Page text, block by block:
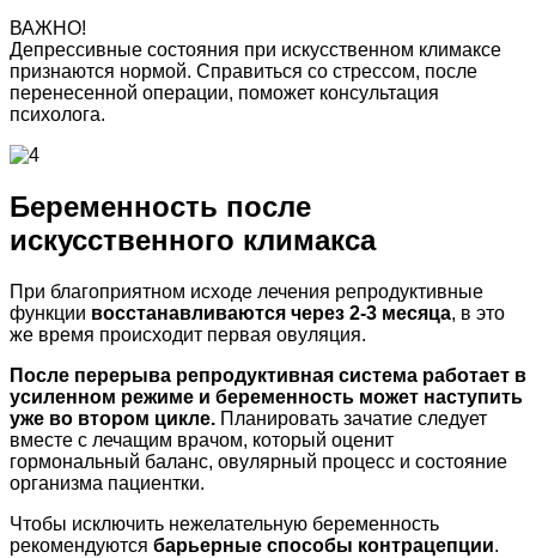
ВАЖНО!
Депрессивные состояния при искусственном климаксе
признаются нормой. Справиться со стрессом, после
перенесенной операции, поможет консультация
психолога.
Беременность после
искусственного климакса
При благоприятном исходе лечения репродуктивные
функции восстанавливаются через 2-3 месяца, в это
же время происходит первая овуляция.
После перерыва репродуктивная система работает в
усиленном режиме и беременность может наступить
уже во втором цикле. Планировать зачатие следует
вместе с лечащим врачом, который оценит
гормональный баланс, овулярный процесс и состояние
организма пациентки.
Чтобы исключить нежелательную беременность
рекомендуются барьерные способы контрацепции.